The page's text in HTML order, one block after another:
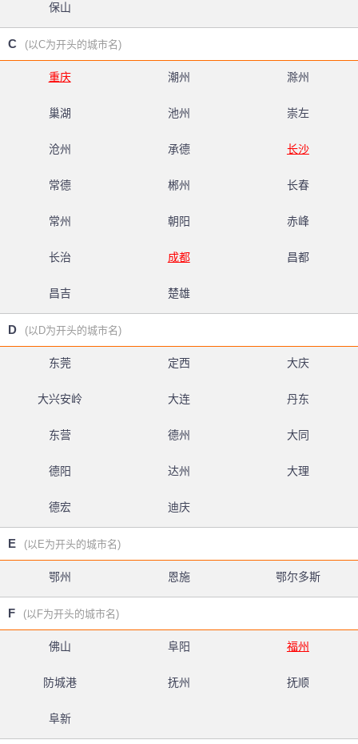
保山
C (以C为开头的城市名)
重庆 潮州 滁州
巢湖 池州 崇左
沧州 承德 长沙
常德 郴州 长春
常州 朝阳 赤峰
长治 成都 昌都
昌吉 楚雄
D (以D为开头的城市名)
东莞 定西 大庆
大兴安岭 大连 丹东
东营 德州 大同
德阳 达州 大理
德宏 迪庆
E (以E为开头的城市名)
鄂州 恩施 鄂尔多斯
F (以F为开头的城市名)
佛山 阜阳 福州
防城港 抚州 抚顺
阜新